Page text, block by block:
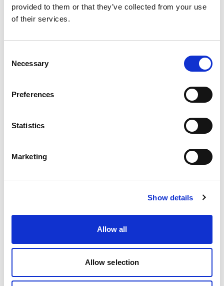
provided to them or that they’ve collected from your use
of their services.
Selection
Necessary
Preferences
Statistics
Marketing
Show details
Allow all
Allow selection
Advanced lighting 3
the truth about light. No loose explanations.
The content suits both intermediate and very